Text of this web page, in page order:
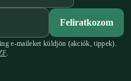
Feliratkozom
e-maileket küldjön (akciók, tippek).
.